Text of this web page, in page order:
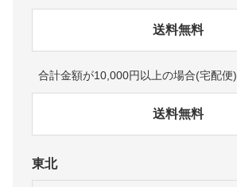
送料無料
合計金額が10,000円以上の場合(宅配便)
送料無料
東北